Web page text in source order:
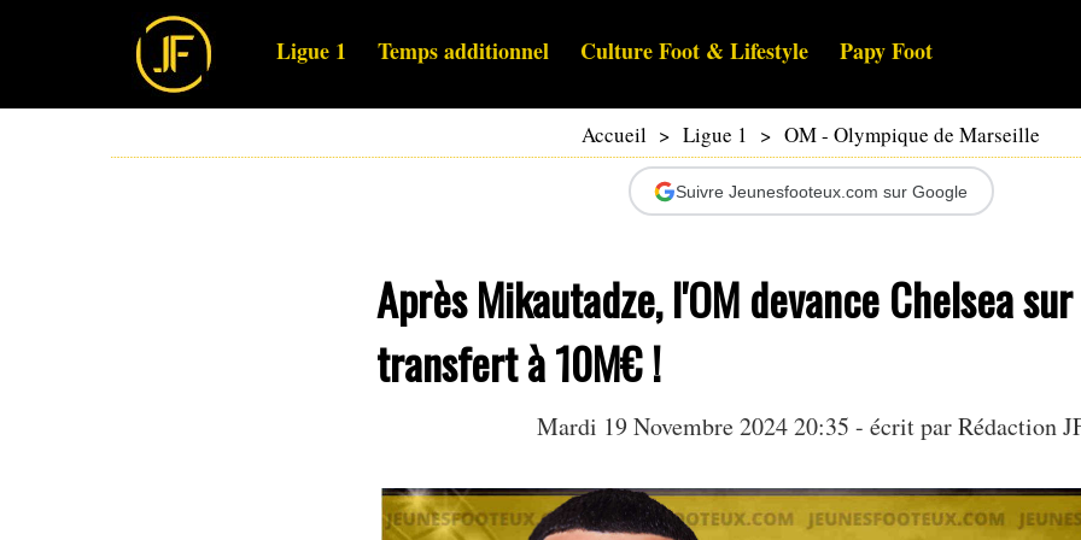
Ligue 1 Temps additionnel Culture Foot & Lifestyle Papy Foot
Accueil > Ligue 1 > OM - Olympique de Marseille
Suivre Jeunesfooteux.com sur Google
Après Mikautadze, l'OM devance Chelsea
transfert à 10M€ !
Mardi 19 Novembre 2024 20:35 - écrit par Rédaction